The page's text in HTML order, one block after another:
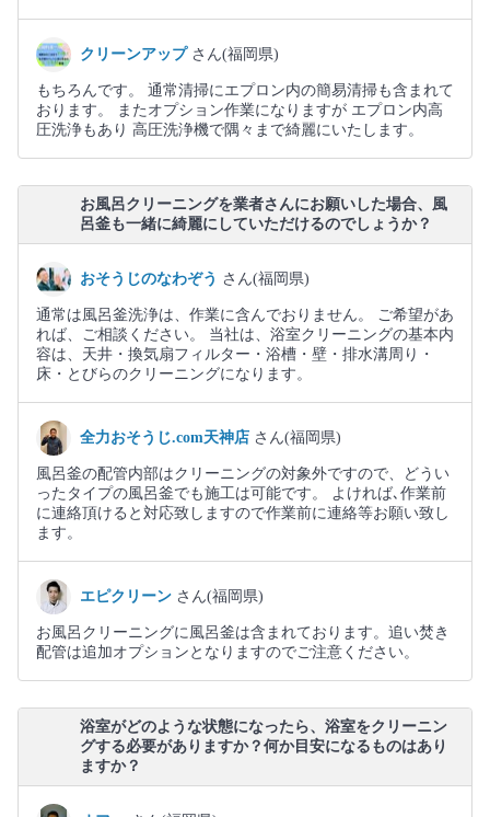
クリーンアップ さん(福岡県)
もちろんです。 通常清掃にエプロン内の簡易清掃も含まれて
おります。 またオプション作業になりますが エプロン内高
圧洗浄もあり 高圧洗浄機で隅々まで綺麗にいたします。
お風呂クリーニングを業者さんにお願いした場合、風
呂釜も一緒に綺麗にしていただけるのでしょうか？
おそうじのなわぞう さん(福岡県)
通常は風呂釜洗浄は、作業に含んでおりません。 ご希望があ
れば、ご相談ください。 当社は、浴室クリーニングの基本内
容は、天井・換気扇フィルター・浴槽・壁・排水溝周り・
床・とびらのクリーニングになります。
全力おそうじ.com天神店 さん(福岡県)
風呂釜の配管内部はクリーニングの対象外ですので、どうい
ったタイプの風呂釜でも施工は可能です。 よければ､作業前
に連絡頂けると対応致しますので作業前に連絡等お願い致し
ます。
エピクリーン さん(福岡県)
お風呂クリーニングに風呂釜は含まれております。追い焚き
配管は追加オプションとなりますのでご注意ください。
浴室がどのような状態になったら、浴室をクリーニン
グする必要がありますか？何か目安になるものはあり
ますか？